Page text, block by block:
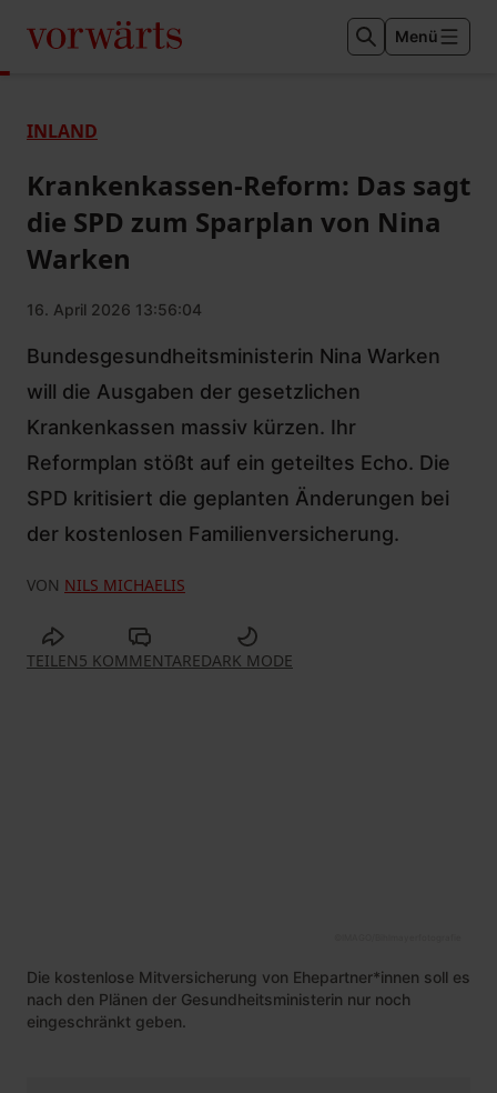
Menü
INLAND
Krankenkassen-Reform: Das sagt
die SPD zum Sparplan von Nina
Warken
16. April 2026 13:56:04
Bundesgesundheitsministerin Nina Warken
will die Ausgaben der gesetzlichen
Krankenkassen massiv kürzen. Ihr
Reformplan stößt auf ein geteiltes Echo. Die
SPD kritisiert die geplanten Änderungen bei
der kostenlosen Familienversicherung.
VON NILS MICHAELIS
TEILEN5 KOMMENTAREDARK MODE
Die kostenlose Mitversicherung von Ehepartner*innen soll es
nach den Plänen der Gesundheitsministerin nur noch
eingeschränkt geben.